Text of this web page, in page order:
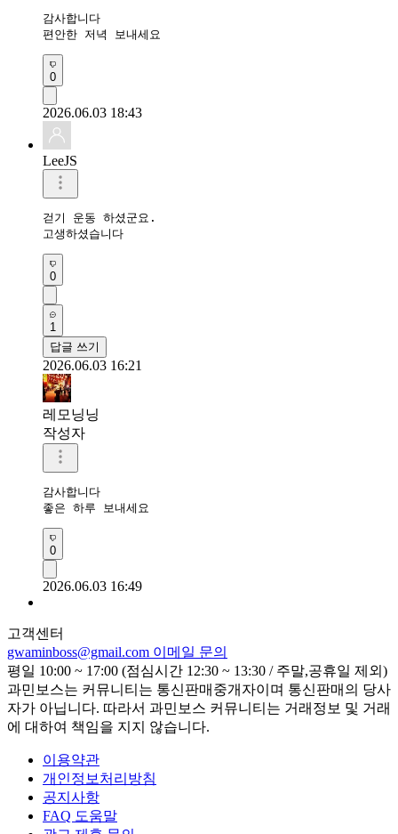
감사합니다
편안한 저녁 보내세요
0
2026.06.03 18:43
LeeJS
걷기 운동 하셨군요.
고생하셨습니다
0
1
답글 쓰기
2026.06.03 16:21
레모닝닝
작성자
감사합니다
좋은 하루 보내세요
0
2026.06.03 16:49
고객센터
gwaminboss@gmail.com 이메일 문의
평일 10:00 ~ 17:00 (점심시간 12:30 ~ 13:30 / 주말,공휴일 제외)
과민보스는 커뮤니티는 통신판매중개자이며 통신판매의 당사
자가 아닙니다. 따라서 과민보스 커뮤니티는 거래정보 및 거래
에 대하여 책임을 지지 않습니다.
이용약관
개인정보처리방침
공지사항
FAQ 도움말